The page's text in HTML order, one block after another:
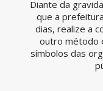
Diante da
que a
dias, realize a
outro método
símbolos das